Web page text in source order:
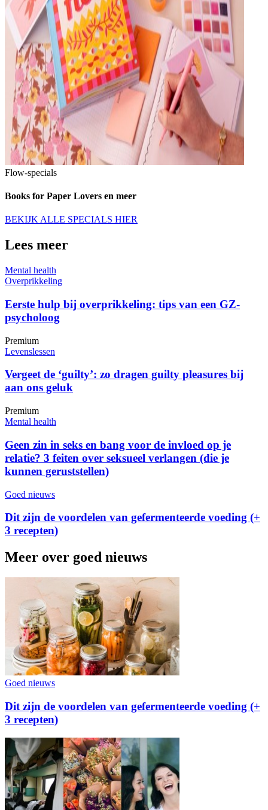
Flow-specials
Books for Paper Lovers en meer
BEKIJK ALLE SPECIALS HIER
Lees meer
Mental health
Overprikkeling
Eerste hulp bij overprikkeling: tips van een GZ-
psycholoog
Premium
Levenslessen
Vergeet de ‘guilty’: zo dragen guilty pleasures bij
aan ons geluk
Premium
Mental health
Geen zin in seks en bang voor de invloed op je
relatie? 3 feiten over seksueel verlangen (die je
kunnen geruststellen)
Goed nieuws
Dit zijn de voordelen van gefermenteerde voeding (+
3 recepten)
Meer over goed nieuws
Goed nieuws
Dit zijn de voordelen van gefermenteerde voeding (+
3 recepten)